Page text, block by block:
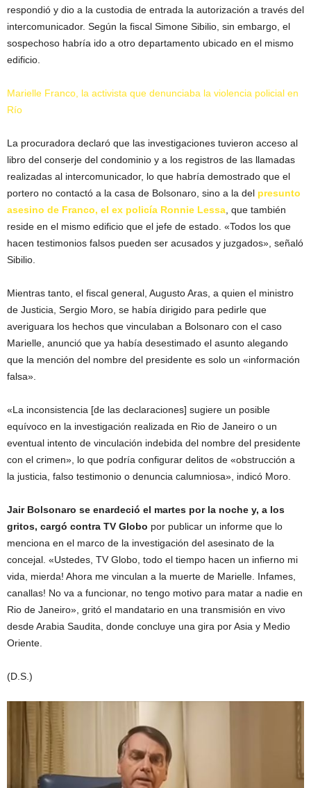
respondió y dio a la custodia de entrada la autorización a través del
intercomunicador. Según la fiscal Simone Sibilio, sin embargo, el
sospechoso habría ido a otro departamento ubicado en el mismo
edificio.
Marielle Franco, la activista que denunciaba la violencia policial en
Río
La procuradora declaró que las investigaciones tuvieron acceso al
libro del conserje del condominio y a los registros de las llamadas
realizadas al intercomunicador, lo que habría demostrado que el
portero no contactó a la casa de Bolsonaro, sino a la del presunto
asesino de Franco, el ex policía Ronnie Lessa, que también
reside en el mismo edificio que el jefe de estado. «Todos los que
hacen testimonios falsos pueden ser acusados y juzgados», señaló
Sibilio.
Mientras tanto, el fiscal general, Augusto Aras, a quien el ministro
de Justicia, Sergio Moro, se había dirigido para pedirle que
averiguara los hechos que vinculaban a Bolsonaro con el caso
Marielle, anunció que ya había desestimado el asunto alegando
que la mención del nombre del presidente es solo un «información
falsa».
«La inconsistencia [de las declaraciones] sugiere un posible
equívoco en la investigación realizada en Rio de Janeiro o un
eventual intento de vinculación indebida del nombre del presidente
con el crimen», lo que podría configurar delitos de «obstrucción a
la justicia, falso testimonio o denuncia calumniosa», indicó Moro.
Jair Bolsonaro se enardeció el martes por la noche y, a los
gritos, cargó contra TV Globo por publicar un informe que lo
menciona en el marco de la investigación del asesinato de la
concejal. «Ustedes, TV Globo, todo el tiempo hacen un infierno mi
vida, mierda! Ahora me vinculan a la muerte de Marielle. Infames,
canallas! No va a funcionar, no tengo motivo para matar a nadie en
Rio de Janeiro», gritó el mandatario en una transmisión en vivo
desde Arabia Saudita, donde concluye una gira por Asia y Medio
Oriente.
(D.S.)